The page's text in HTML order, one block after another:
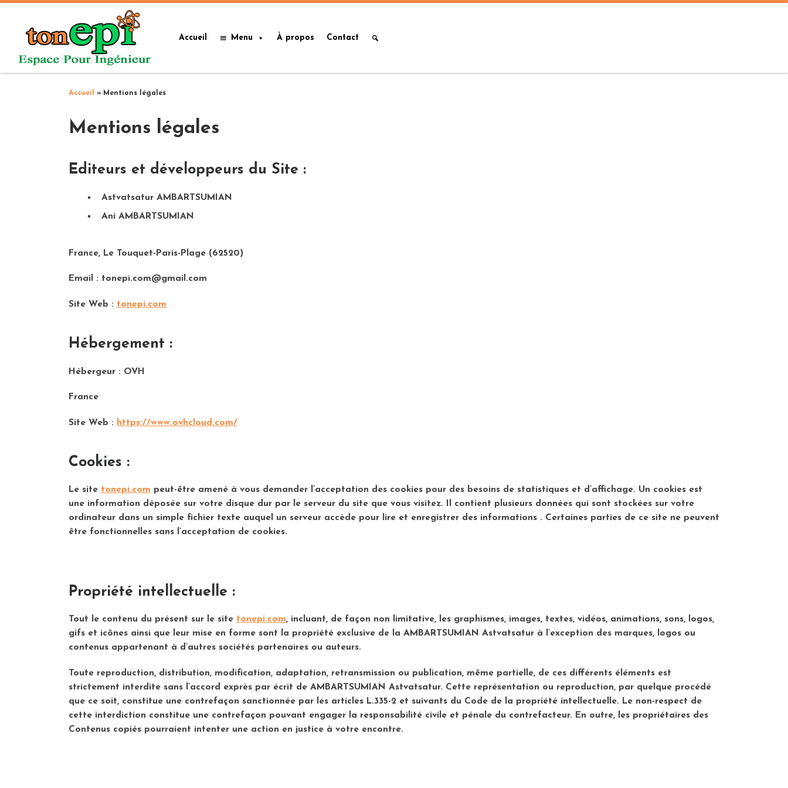
Accueil Menu À propos Contact
Accueil » Mentions légales
Mentions légales
Editeurs et développeurs du Site :
Astvatsatur AMBARTSUMIAN
Ani AMBARTSUMIAN
France, Le Touquet-Paris-Plage (62520)
Email : tonepi.com@gmail.com
Site Web : tonepi.com
Hébergement :
Hébergeur : OVH
France
Site Web : https://www.ovhcloud.com/
Cookies :
Le site tonepi.com peut-être amené à vous demander l’acceptation des cookies pour des besoins de statistiques et d’affichage. Un cookies est
une information déposée sur votre disque dur par le serveur du site que vous visitez. Il contient plusieurs données qui sont stockées sur votre
ordinateur dans un simple fichier texte auquel un serveur accède pour lire et enregistrer des informations . Certaines parties de ce site ne peuvent
être fonctionnelles sans l’acceptation de cookies.
Propriété intellectuelle :
Tout le contenu du présent sur le site tonepi.com, incluant, de façon non limitative, les graphismes, images, textes, vidéos, animations, sons, logos,
gifs et icônes ainsi que leur mise en forme sont la propriété exclusive de la AMBARTSUMIAN Astvatsatur à l’exception des marques, logos ou
contenus appartenant à d’autres sociétés partenaires ou auteurs.
Toute reproduction, distribution, modification, adaptation, retransmission ou publication, même partielle, de ces différents éléments est
strictement interdite sans l’accord exprès par écrit de AMBARTSUMIAN Astvatsatur. Cette représentation ou reproduction, par quelque procédé
que ce soit, constitue une contrefaçon sanctionnée par les articles L.335-2 et suivants du Code de la propriété intellectuelle. Le non-respect de
cette interdiction constitue une contrefaçon pouvant engager la responsabilité civile et pénale du contrefacteur. En outre, les propriétaires des
Contenus copiés pourraient intenter une action en justice à votre encontre.